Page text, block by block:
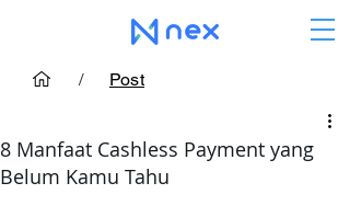
/ Post
8 Manfaat Cashless Payment yang
Belum Kamu Tahu